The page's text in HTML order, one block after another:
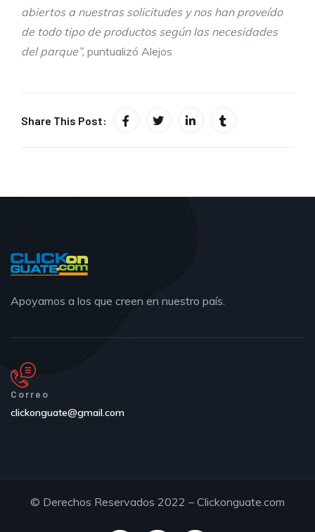
abiertos a nuestras solicitudes y nos han proveído
de todo tipo de productos según las necesidades
del parque”, puntualizó Alejos
Share This Post:
Apoyamos a los que creen en nuestro país.
Correo
clickonguate@gmail.com
© Derechos Reservados 2022 – Clickonguate.com